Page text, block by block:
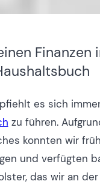
Finanzen
es sich
zu führen.
konnten wir
und verfügten
das wir an